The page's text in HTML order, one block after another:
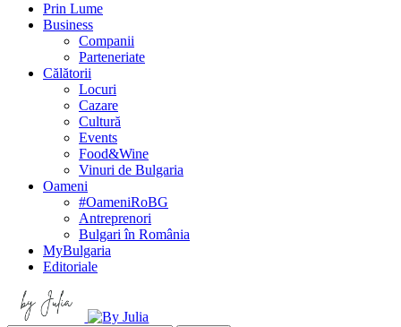
Prin Lume
Business
Companii
Parteneriate
Călătorii
Locuri
Cazare
Cultură
Events
Food&Wine
Vinuri de Bulgaria
Oameni
#OameniRoBG
Antreprenori
Bulgari în România
MyBulgaria
Editoriale